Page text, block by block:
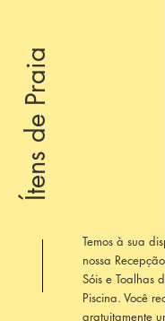
Ítens de Praia
Temos à sua
nossa
Sóis e Toalhas
Piscina. Você
gratuitamente